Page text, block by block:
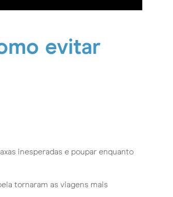
evitar
inesperadas e poupar enquanto
tornaram as viagens mais